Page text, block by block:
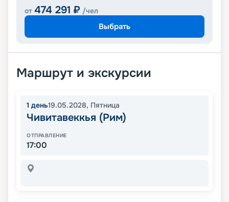
от 474 291 ₽ /чел
Выбрать
Маршрут и экскурсии
1 день19.05.2028, Пятница
Чивитавеккья (Рим)
ОТПРАВЛЕНИЕ
17:00